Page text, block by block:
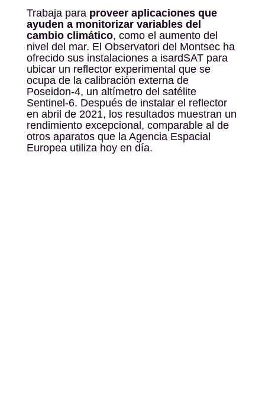
Trabaja para proveer aplicaciones que
ayuden a monitorizar variables del
cambio climático, como el aumento del
nivel del mar. El Observatori del Montsec ha
ofrecido sus instalaciones a isardSAT para
ubicar un reflector experimental que se
ocupa de la calibración externa de
Poseidon-4, un altímetro del satélite
Sentinel-6. Después de instalar el reflector
en abril de 2021, los resultados muestran un
rendimiento excepcional, comparable al de
otros aparatos que la Agencia Espacial
Europea utiliza hoy en día.